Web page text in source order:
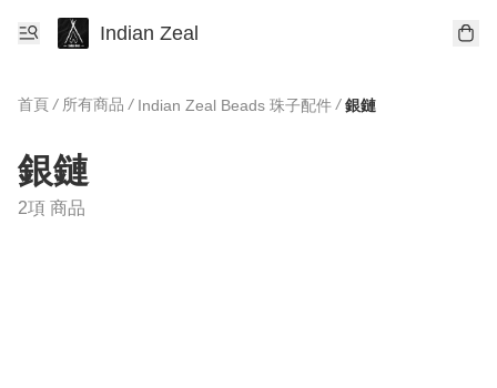
Indian Zeal
首頁 / 所有商品 / Indian Zeal Beads 珠子配件 / 銀鏈
銀鏈
2項 商品